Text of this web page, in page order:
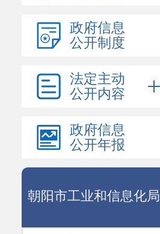
政府信息
公开制度
法定主动
公开内容
政府信息
公开年报
朝阳市工业和信息化局